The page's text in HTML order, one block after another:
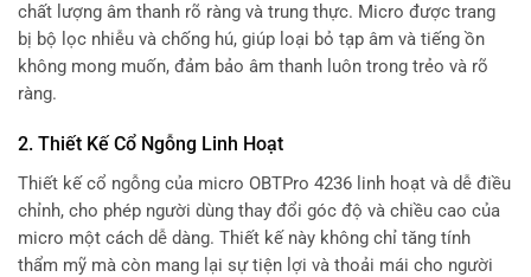
chất lượng âm thanh rõ ràng và trung thực. Micro được trang
bị bộ lọc nhiễu và chống hú, giúp loại bỏ tạp âm và tiếng ồn
không mong muốn, đảm bảo âm thanh luôn trong trẻo và rõ
ràng.
2. Thiết Kế Cổ Ngỗng Linh Hoạt
Thiết kế cổ ngỗng của micro OBTPro 4236 linh hoạt và dễ điều
chỉnh, cho phép người dùng thay đổi góc độ và chiều cao của
micro một cách dễ dàng. Thiết kế này không chỉ tăng tính
thẩm mỹ mà còn mang lại sự tiện lợi và thoải mái cho người